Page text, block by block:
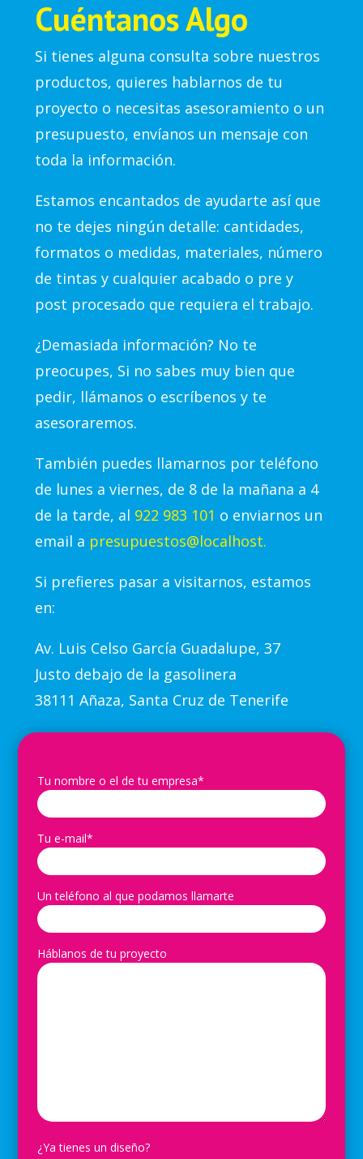
Cuéntanos Algo
Si tienes alguna consulta sobre nuestros
productos, quieres hablarnos de tu
proyecto o necesitas asesoramiento o un
presupuesto, envíanos un mensaje con
toda la información.
Estamos encantados de ayudarte así que
no te dejes ningún detalle: cantidades,
formatos o medidas, materiales, número
de tintas y cualquier acabado o pre y
post procesado que requiera el trabajo.
¿Demasiada información? No te
preocupes, Si no sabes muy bien que
pedir, llámanos o escríbenos y te
asesoraremos.
También puedes llamarnos por teléfono
de lunes a viernes, de 8 de la mañana a 4
de la tarde, al 922 983 101 o enviarnos un
email a presupuestos@localhost.
Si prefieres pasar a visitarnos, estamos
en:
Av. Luis Celso García Guadalupe, 37
Justo debajo de la gasolinera
38111 Añaza, Santa Cruz de Tenerife
Tu nombre o el de tu empresa*
Tu e-mail*
Un teléfono al que podamos llamarte
Háblanos de tu proyecto
¿Ya tienes un diseño?